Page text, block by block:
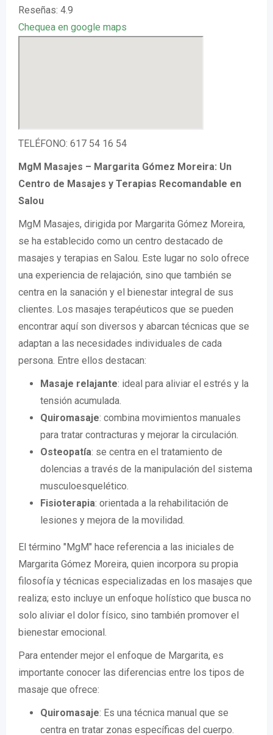
Reseñas: 4.9
Chequea en google maps
TELÉFONO: 617 54 16 54
MgM Masajes – Margarita Gómez Moreira: Un
Centro de Masajes y Terapias Recomandable en
Salou
MgM Masajes, dirigida por Margarita Gómez Moreira,
se ha establecido como un centro destacado de
masajes y terapias en Salou. Este lugar no solo ofrece
una experiencia de relajación, sino que también se
centra en la sanación y el bienestar integral de sus
clientes. Los masajes terapéuticos que se pueden
encontrar aquí son diversos y abarcan técnicas que se
adaptan a las necesidades individuales de cada
persona. Entre ellos destacan:
Masaje relajante: ideal para aliviar el estrés y la
tensión acumulada.
Quiromasaje: combina movimientos manuales
para tratar contracturas y mejorar la circulación.
Osteopatía: se centra en el tratamiento de
dolencias a través de la manipulación del sistema
musculoesquelético.
Fisioterapia: orientada a la rehabilitación de
lesiones y mejora de la movilidad.
El término "MgM" hace referencia a las iniciales de
Margarita Gómez Moreira, quien incorpora su propia
filosofía y técnicas especializadas en los masajes que
realiza; esto incluye un enfoque holístico que busca no
solo aliviar el dolor físico, sino también promover el
bienestar emocional.
Para entender mejor el enfoque de Margarita, es
importante conocer las diferencias entre los tipos de
masaje que ofrece:
Quiromasaje: Es una técnica manual que se
centra en tratar zonas específicas del cuerpo.